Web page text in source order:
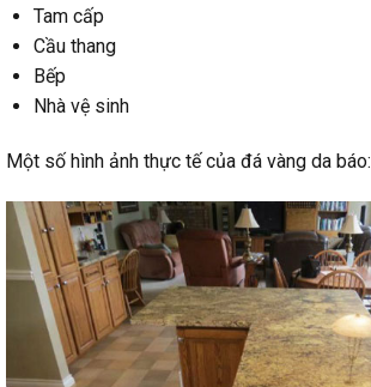
Tam cấp
Cầu thang
Bếp
Nhà vệ sinh
Một số hình ảnh thực tế của đá vàng da báo: